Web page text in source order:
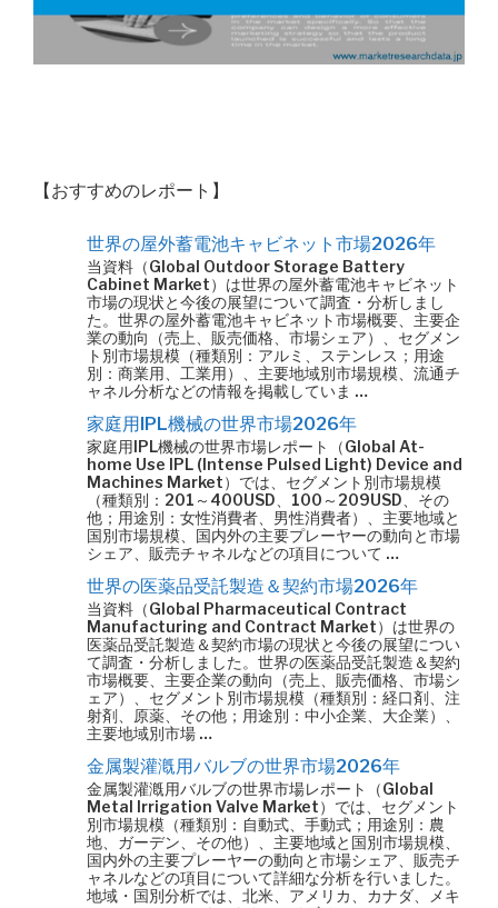
【おすすめのレポート】
世界の屋外蓄電池キャビネット市場2026年
当資料（Global Outdoor Storage Battery
Cabinet Market）は世界の屋外蓄電池キャビネット
市場の現状と今後の展望について調査・分析しまし
た。世界の屋外蓄電池キャビネット市場概要、主要企
業の動向（売上、販売価格、市場シェア）、セグメン
ト別市場規模（種類別：アルミ、ステンレス；用途
別：商業用、工業用）、主要地域別市場規模、流通チ
ャネル分析などの情報を掲載していま …
家庭用IPL機械の世界市場2026年
家庭用IPL機械の世界市場レポート（Global At-
home Use IPL (Intense Pulsed Light) Device and
Machines Market）では、セグメント別市場規模
（種類別：201～400USD、100～209USD、その
他；用途別：女性消費者、男性消費者）、主要地域と
国別市場規模、国内外の主要プレーヤーの動向と市場
シェア、販売チャネルなどの項目について …
世界の医薬品受託製造＆契約市場2026年
当資料（Global Pharmaceutical Contract
Manufacturing and Contract Market）は世界の
医薬品受託製造＆契約市場の現状と今後の展望につい
て調査・分析しました。世界の医薬品受託製造＆契約
市場概要、主要企業の動向（売上、販売価格、市場シ
ェア）、セグメント別市場規模（種類別：経口剤、注
射剤、原薬、その他；用途別：中小企業、大企業）、
主要地域別市場 …
金属製灌漑用バルブの世界市場2026年
金属製灌漑用バルブの世界市場レポート（Global
Metal Irrigation Valve Market）では、セグメント
別市場規模（種類別：自動式、手動式；用途別：農
地、ガーデン、その他）、主要地域と国別市場規模、
国内外の主要プレーヤーの動向と市場シェア、販売チ
ャネルなどの項目について詳細な分析を行いました。
地域・国別分析では、北米、アメリカ、カナダ、メキ